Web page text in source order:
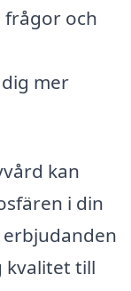
frågor och
mer
kan
i din
kvalitet till